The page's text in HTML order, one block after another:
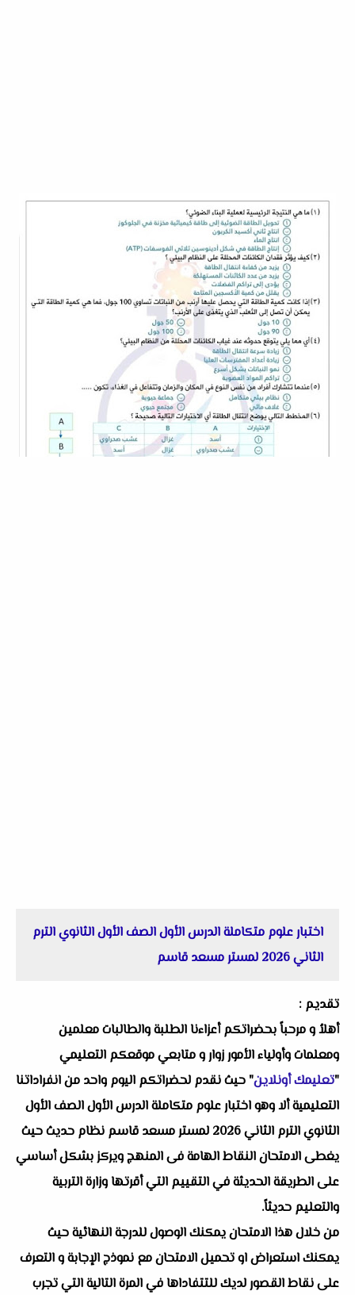
اختبار علوم متكاملة الدرس الأول الصف الأول الثانوي الترم
الثاني 2026 لمستر مسعد قاسم
تقديم :
أهلاُ و مرحباً بحضراتكم أعزاءنا الطلبة والطالبات معلمين
ومعلمات وأولياء الأمور زوار و متابعي موقعكم التعليمي
"تعليمك أونلاين" حيث نقدم لحضراتكم اليوم واحد من انفراداتنا
التعليمية ألا وهو اختبار علوم متكاملة الدرس الأول الصف الأول
الثانوي الترم الثاني 2026 لمستر مسعد قاسم نظام حديث حيث
يغطى الامتحان النقاط الهامة فى المنهج ويركز بشكل أساسي
على الطريقة الحديثة في التقييم التي أقرتها وزارة التربية
والتعليم حديثاً.
من خلال هذا الامتحان يمكنك الوصول للدرجة النهائية حيث
يمكنك استعراض او تحميل الامتحان مع نموذج الإجابة و التعرف
على نقاط القصور لديك للتتفاداها في المرة التالية التي تجرب